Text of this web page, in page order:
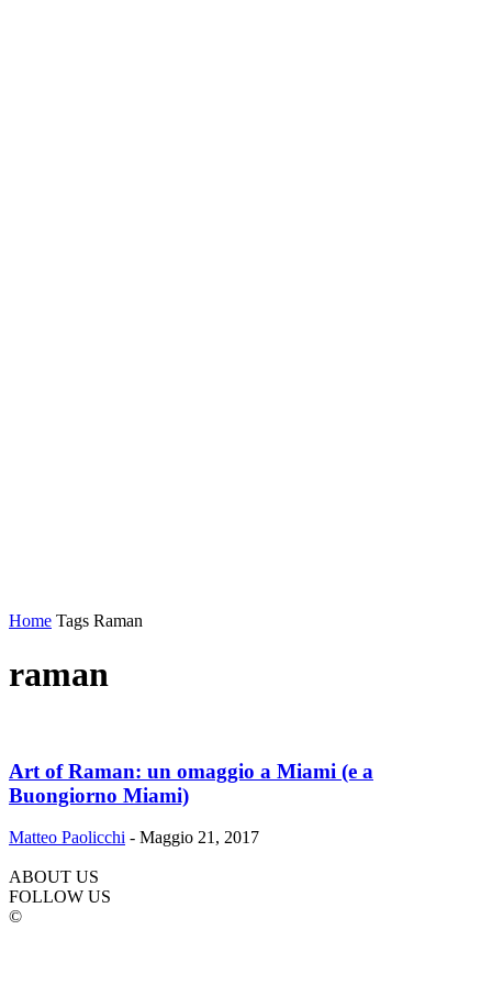
Home Tags Raman
raman
Art of Raman: un omaggio a Miami (e a
Buongiorno Miami)
Matteo Paolicchi - Maggio 21, 2017
ABOUT US
FOLLOW US
©